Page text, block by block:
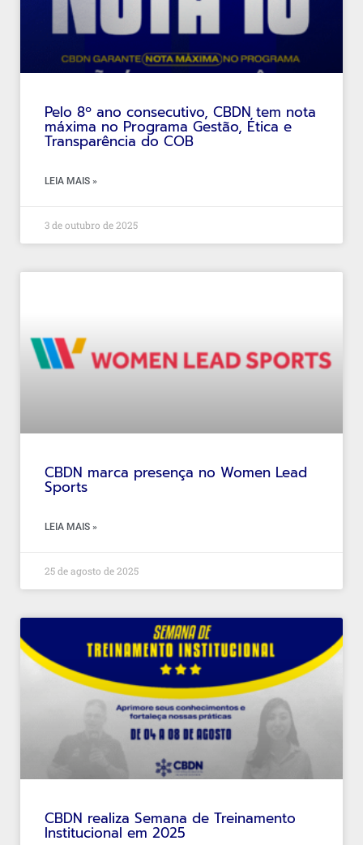
Pelo 8º ano consecutivo, CBDN tem nota
máxima no Programa Gestão, Ética e
Transparência do COB
LEIA MAIS »
3 de outubro de 2025
CBDN marca presença no Women Lead
Sports
LEIA MAIS »
25 de agosto de 2025
CBDN realiza Semana de Treinamento
Institucional em 2025